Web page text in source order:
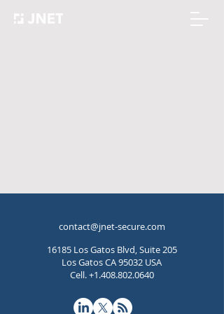
contact@jnet-secure.com
16185 Los Gatos Blvd, Suite 205
Los Gatos CA 95032 USA
Cell.+1.408.802.0640